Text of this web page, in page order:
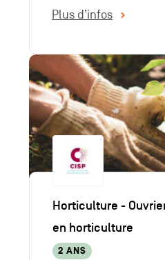
Plus d’infos
Horticulture -
en horticulture
2 ANS